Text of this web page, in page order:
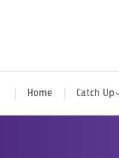
Home Catch Up